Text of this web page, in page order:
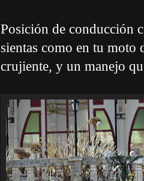
Posición de conducción
sientas como en tu moto
crujiente, y un manejo